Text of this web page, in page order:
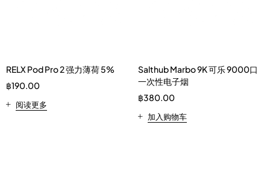
RELX Pod Pro 2 强力薄荷 5%
฿190.00
阅读更多
Salthub Marbo 9K 可乐 9000口
一次性电子烟
฿380.00
加入购物车